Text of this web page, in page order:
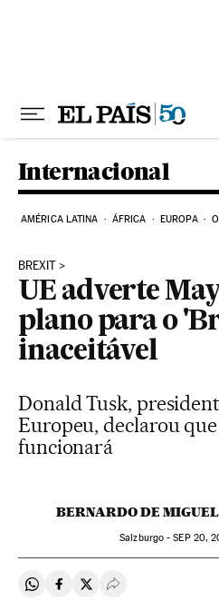
Internacional
AMÉRICA LATINA ÁFRICA EUROPA
BREXIT
UE adverte
plano para o
inaceitável
Donald Tusk,
Europeu, declarou
funcionará
BERNARDO DE MIGUEL
Salzburgo -SEP20,
Compartir en Whatsapp
Compartir en Facebook
Compartir en Twitter
Desplegar Redes